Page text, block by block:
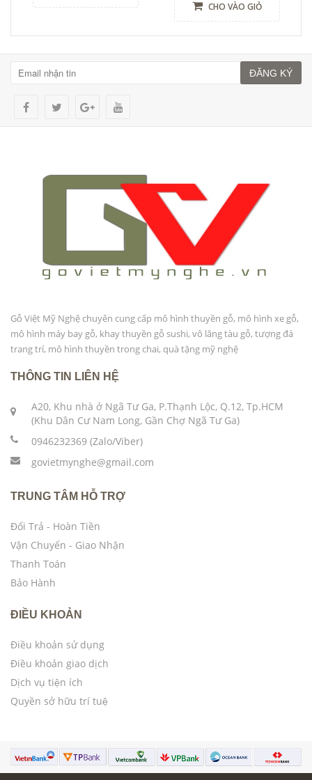
CHO VÀO GIỎ
ĐĂNG KÝ
Gỗ Việt Mỹ Nghệ chuyên cung cấp mô hình thuyền gỗ, mô hình xe gỗ,
mô hình máy bay gỗ, khay thuyền gỗ sushi, vô lăng tàu gỗ, tượng đá
trang trí, mô hình thuyền trong chai, quà tặng mỹ nghệ
THÔNG TIN LIÊN HỆ
A20, Khu nhà ở Ngã Tư Ga, P.Thạnh Lộc, Q.12, Tp.HCM
(Khu Dân Cư Nam Long, Gần Chợ Ngã Tư Ga)
0946232369 (Zalo/Viber)
govietmynghe@gmail.com
TRUNG TÂM HỖ TRỢ
Đổi Trả - Hoàn Tiền
Vận Chuyển - Giao Nhận
Thanh Toán
Bảo Hành
ĐIỀU KHOẢN
Điều khoản sử dụng
Điều khoản giao dịch
Dịch vụ tiện ích
Quyền sở hữu trí tuệ